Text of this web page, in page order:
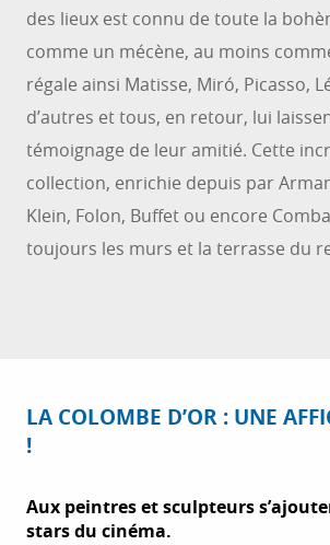
des lieux est connu de toute la
comme un mécène, au moins
régale ainsi Matisse, Miró, Picasso,
d’autres et tous, en retour, lui
témoignage de leur amitié. Cette
collection, enrichie depuis par
Klein, Folon, Buffet ou encore
toujours les murs et la terrasse du
LA COLOMBE D’OR : UNE
!
Aux peintres et sculpteurs
stars du cinéma.